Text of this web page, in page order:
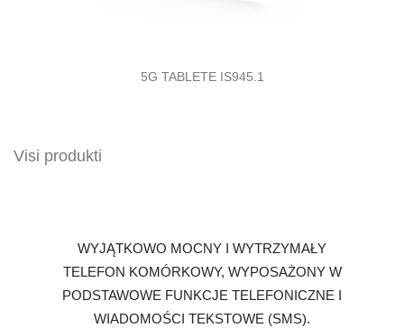
5G TABLETE IS945.1
Visi produkti
WYJĄTKOWO MOCNY I WYTRZYMAŁY
TELEFON KOMÓRKOWY, WYPOSAŻONY W
PODSTAWOWE FUNKCJE TELEFONICZNE I
WIADOMOŚCI TEKSTOWE (SMS).